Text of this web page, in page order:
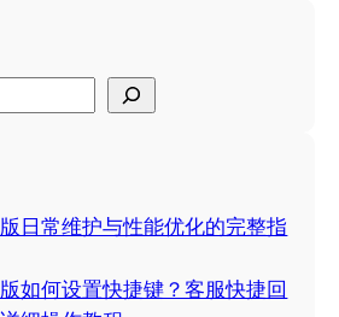
日常维护与性能优化的完整指
如何设置快捷键？客服快捷回